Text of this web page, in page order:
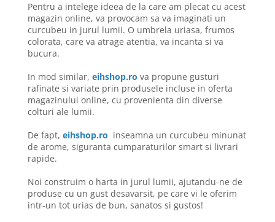
Pentru a intelege ideea de la care am plecat cu acest
magazin online, va provocam sa va imaginati un
curcubeu in jurul lumii. O umbrela uriasa, frumos
colorata, care va atrage atentia, va incanta si va
bucura.
In mod similar, eihshop.ro va propune gusturi
rafinate si variate prin produsele incluse in oferta
magazinului online, cu provenienta din diverse
colturi ale lumii.
De fapt, eihshop.ro inseamna un curcubeu minunat
de arome, siguranta cumparaturilor smart si livrari
rapide.
Noi construim o harta in jurul lumii, ajutandu-ne de
produse cu un gust desavarsit, pe care vi le oferim
intr-un tot urias de bun, sanatos si gustos!